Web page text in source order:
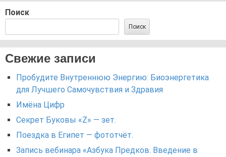
Поиск
Поиск
Свежие записи
Пробудите Внутреннюю Энергию: Биоэнергетика
для Лучшего Самочувствия и Здравия
Имёна Цифр
Секрет Буковы «Z» — зет.
Поездка в Египет — фототчёт.
Запись вебинара «Азбука Предков. Введение в